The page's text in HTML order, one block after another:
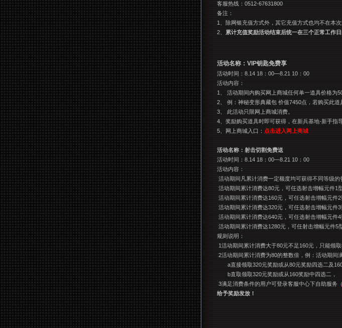
客服热线：0512-67631800
备注：
1、除网银充值方式外，其它充值方式也均不在本
2、累计充值奖励活动结束后统一在三个正常工作
活动名称：VIP钥匙免费享
活动时间：8.14 18：00—8.21 10：00
活动内容：
1、 活动期间内购买网上商城任何单一道具价格为
2、 例：神秘变形典藏包 价值7450点，若购买此道
3、 此活动只限网上商城消费。
4、奖励购买道具时即可获得，在新兵基地-新手指
5、网上商城入口：点击进入网上商城
活动名称：射击切割免费送
活动时间：8.14 18：00—8.21 10：00
活动内容：
活动期间凡累计消费一定额度均可获得不同等级
活动期间累计消费达80元，可任选射击增幅元件1
活动期间累计消费达160元，可任选射击增幅元件
活动期间累计消费达320元，可任选射击增幅元件
活动期间累计消费达640元，可任选射击增幅元件
活动期间累计消费达1280元，可任射击增幅元件
规则说明：
1活动期间累计消费大于80元不足160元，只能领
2活动期间累计消费为80的整数倍，例：活动期间
a直接领取320元奖励或从80元奖励四选二及
b直取领取320元奖励或从160奖励中四选二，
3满足消费条件的用户可登录客服中心下自助服务
给予奖励发放！